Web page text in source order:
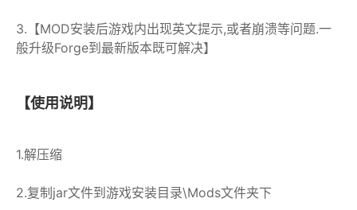
3.【MOD安装后游戏内出现英文提示,或者崩溃等问题.一
般升级Forge到最新版本既可解决】
【使用说明】
1.解压缩
2.复制jar文件到游戏安装目录\Mods文件夹下